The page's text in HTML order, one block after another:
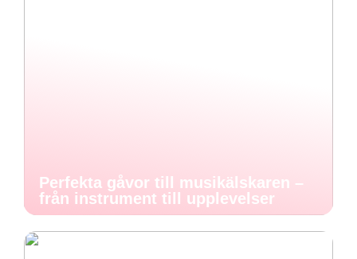
Perfekta gåvor till musikälskaren –
från instrument till upplevelser